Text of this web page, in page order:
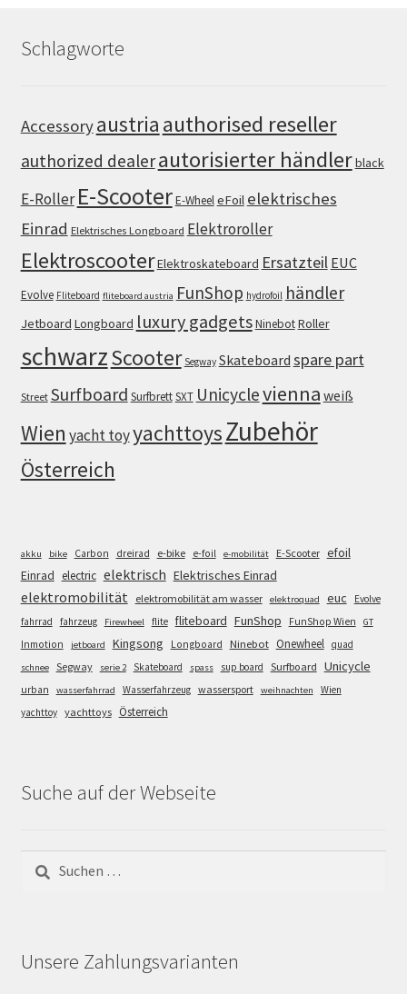
Schlagworte
Accessoryaustria authorised reseller
authorized dealerautorisierter händlerblack
E-Roller E-ScooterE-WheeleFoil elektrisches
Einrad Elektrisches Longboard Elektroroller
ElektroscooterElektroskateboard Ersatzteil EUC
Evolve Fliteboard fliteboard austria FunShop hydrofoil händler
Jetboard Longboard luxury gadgetsNinebotRoller
schwarzScooter Segway Skateboard spare part
Street Surfboard SurfbrettSXT Unicyclevienna weiß
Wien yacht toyyachttoysZubehör
Österreich
akku bike Carbon dreirad e-bike e-foil e-mobilität E-Scooter efoil
Einrad electric elektrisch Elektrisches Einrad
elektromobilität elektromobilität am wasser elektroquad euc
Evolve
fahrrad
fahrzeug Firewheel flite fliteboard FunShop FunShop Wien GT
Inmotion jetboard Kingsong Longboard Ninebot Onewheel quad
schnee Segway serie 2 Skateboard spass sup board Surfboard Unicycle
urban wasserfahrrad Wasserfahrzeug wassersport weihnachten
Wien
yachttoy yachttoys Österreich
Suche auf der Webseite
Suchen
nach:
Unsere Zahlungsvarianten